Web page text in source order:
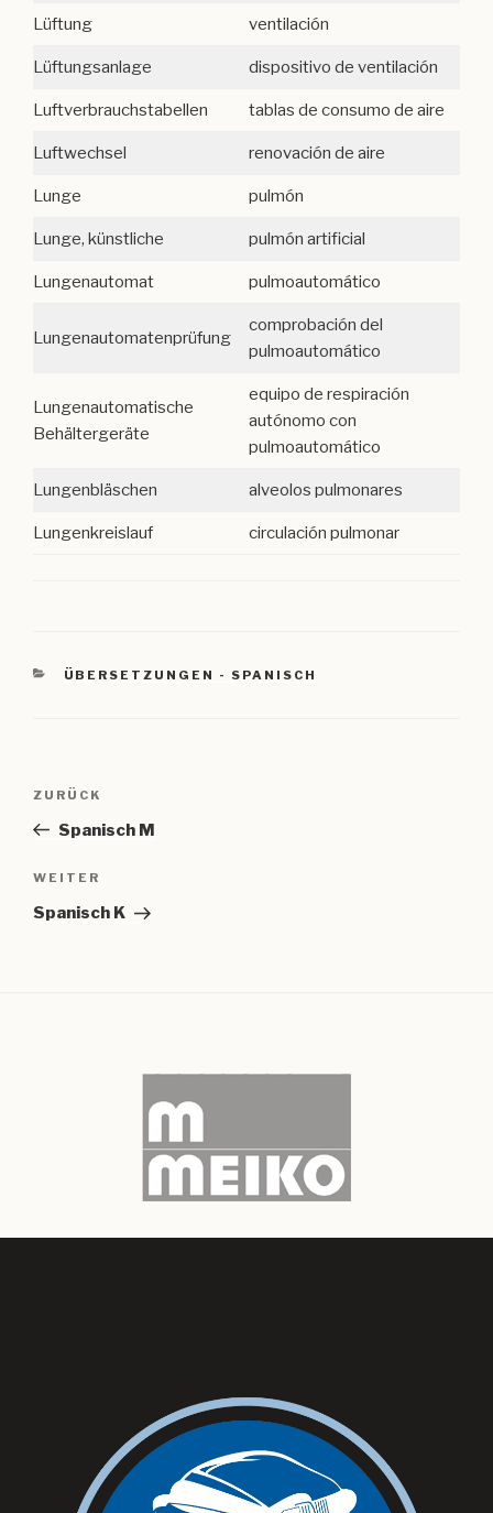
Lüftung ventilación
Lüftungsanlage dispositivo de ventilación
Luftverbrauchstabellen tablas de consumo de aire
Luftwechsel renovación de aire
Lunge pulmón
Lunge, künstliche pulmón artificial
Lungenautomat pulmoautomático
Lungenautomatenprüfung
comprobación del
pulmoautomático
Lungenautomatische
Behältergeräte
equipo de respiración
autónomo con
pulmoautomático
Lungenbläschen alveolos pulmonares
Lungenkreislauf circulación pulmonar
KATEGORIEN
ÜBERSETZUNGEN - SPANISCH
Beitragsnavigation
Vorheriger
Beitrag
ZURÜCK
Spanisch M
Nächster
Beitrag
WEITER
Spanisch K